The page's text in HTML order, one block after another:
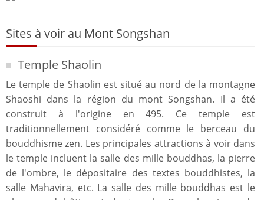
Sites à voir au Mont Songshan
Temple Shaolin
Le temple de Shaolin est situé au nord de la montagne
Shaoshi dans la région du mont Songshan. Il a été
construit à l'origine en 495. Ce temple est
traditionnellement considéré comme le berceau du
bouddhisme zen. Les principales attractions à voir dans
le temple incluent la salle des mille bouddhas, la pierre
de l'ombre, le dépositaire des textes bouddhistes, la
salle Mahavira, etc. La salle des mille bouddhas est le